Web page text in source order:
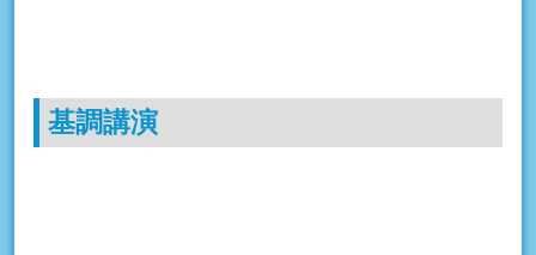
基調講演